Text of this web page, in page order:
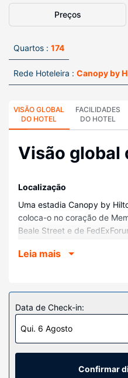
Preços
Quartos : 174
Rede Hoteleira : Canopy by
VISÃO GLOBAL
DO HOTEL
FACILIDADES
DO HOTEL
Visão global
Localização
Uma estadia Canopy by
coloca-o no coração de
Beale Street e de
de Bass Pro Shops at the
Sinta-se em casa num dos
condicionado e um televisor
internet sem fios permite-
final do dia, assista a uma
casas de banho estão
polibã, secadores de
As comodidades incluem
Leia mais
Data de Check-in:
Qui. 6 Agosto
Confirmar